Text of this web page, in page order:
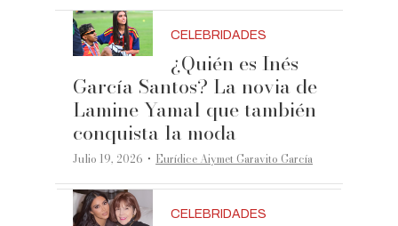
CELEBRIDADES
¿Quién es Inés
García Santos? La novia de
Lamine Yamal que también
conquista la moda
Julio 19, 2026 ·Eurídice Aiymet Garavito García
CELEBRIDADES